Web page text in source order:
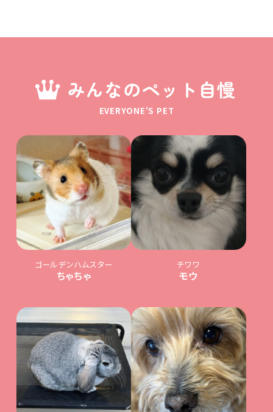
みんなのペット自慢
EVERYONE'S PET
ゴールデンハムスター
ちゃちゃ
チワワ
モウ